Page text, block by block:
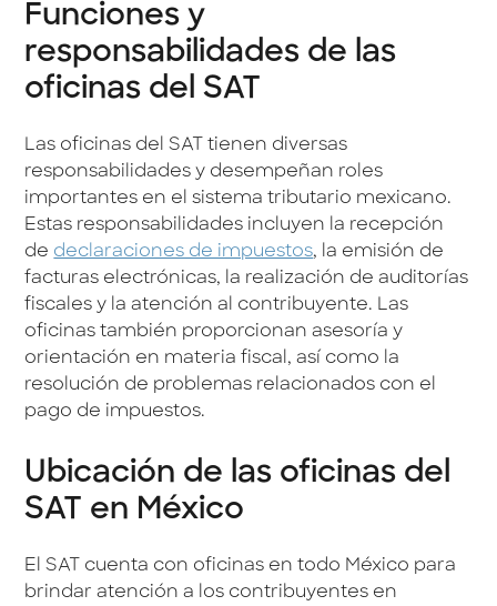
Funciones y
responsabilidades de las
oficinas del SAT
Las oficinas del SAT tienen diversas
responsabilidades y desempeñan roles
importantes en el sistema tributario mexicano.
Estas responsabilidades incluyen la recepción
de declaraciones de impuestos, la emisión de
facturas electrónicas, la realización de auditorías
fiscales y la atención al contribuyente. Las
oficinas también proporcionan asesoría y
orientación en materia fiscal, así como la
resolución de problemas relacionados con el
pago de impuestos.
Ubicación de las oficinas del
SAT en México
El SAT cuenta con oficinas en todo México para
brindar atención a los contribuyentes en